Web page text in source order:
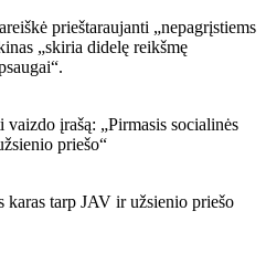
prieštaraujanti „nepagrįstiems
„skiria didelę reikšmę
karas tarp JAV ir užsienio priešo